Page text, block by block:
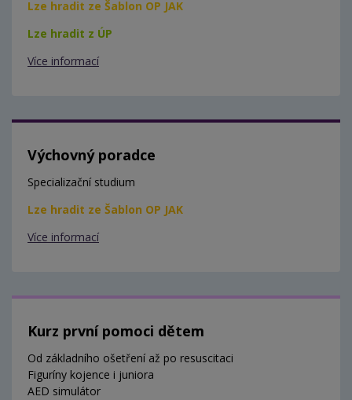
Lze hradit ze Šablon OP JAK
Lze hradit z ÚP
Více informací
Výchovný poradce
Specializační studium
Lze hradit ze Šablon OP JAK
Více informací
Kurz první pomoci dětem
Od základního ošetření až po resuscitaci
Figuríny kojence i juniora
AED simulátor